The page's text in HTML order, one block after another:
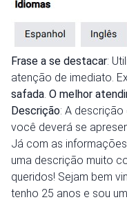
Frase a se destacar:
atenção de imediato.
safada. O melhor
Descrição: A
você deverá se
Já com as
uma descrição muito
queridos! Sejam bem
tenho 25 anos e sou